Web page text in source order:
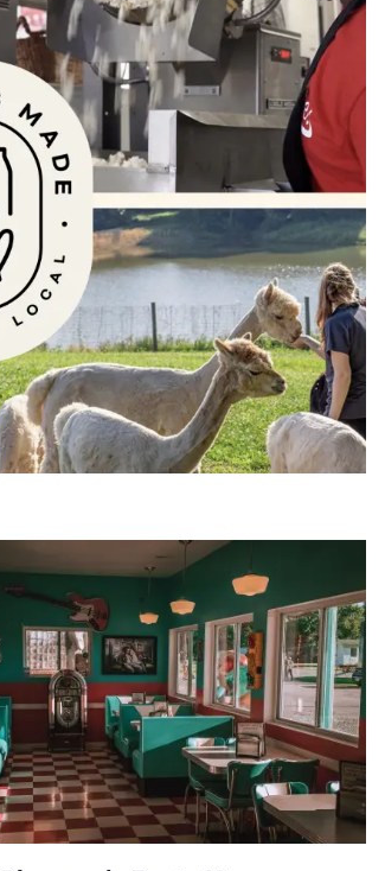
Où manger sur la Route 66